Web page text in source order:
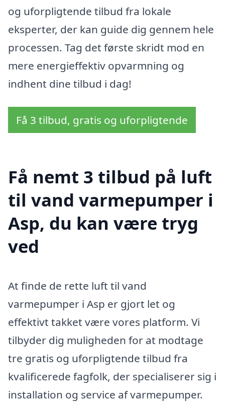
og uforpligtende tilbud fra lokale
eksperter, der kan guide dig gennem hele
processen. Tag det første skridt mod en
mere energieffektiv opvarmning og
indhent dine tilbud i dag!
Få 3 tilbud, gratis og uforpligtende
Få nemt 3 tilbud på luft
til vand varmepumper i
Asp, du kan være tryg
ved
At finde de rette luft til vand
varmepumper i Asp er gjort let og
effektivt takket være vores platform. Vi
tilbyder dig muligheden for at modtage
tre gratis og uforpligtende tilbud fra
kvalificerede fagfolk, der specialiserer sig i
installation og service af varmepumper.